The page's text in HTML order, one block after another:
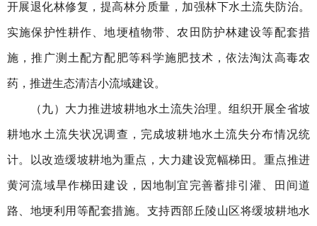
开展退化林修复，提高林分质量，加强林下水土流失防治。
实施保护性耕作、地埂植物带、农田防护林建设等配套措
施，推广测土配方配肥等科学施肥技术，依法淘汰高毒农
药，推进生态清洁小流域建设。
（九）大力推进坡耕地水土流失治理。组织开展全省坡
耕地水土流失状况调查，完成坡耕地水土流失分布情况统
计。以改造缓坡耕地为重点，大力建设宽幅梯田。重点推进
黄河流域旱作梯田建设，因地制宜完善蓄排引灌、田间道
路、地埂利用等配套措施。支持西部丘陵山区将缓坡耕地水